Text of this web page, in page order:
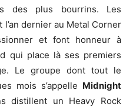
des plus bourrins. Les
dernier au Metal Corner
et font honneur à
qui place là ses premiers
Le groupe dont tout le
mois s’appelle Midnight
distillent un Heavy Rock